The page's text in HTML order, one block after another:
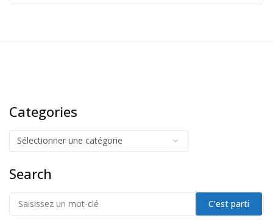
Categories
Search